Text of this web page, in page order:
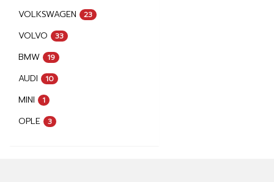
VOLKSWAGEN 23
VOLVO 33
BMW 19
AUDI 10
MINI 1
OPLE 3